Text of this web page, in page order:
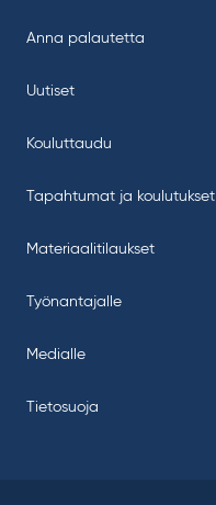
Anna palautetta
Uutiset
Kouluttaudu
Tapahtumat ja koulutukset
Materiaalitilaukset
Työnantajalle
Medialle
Tietosuoja